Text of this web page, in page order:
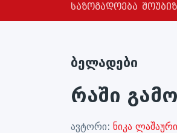
საზოგადოება
ბელადები
რაში
ავტორი: ნიკა ლაშაური